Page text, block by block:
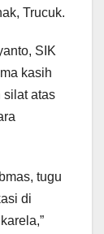
Trucuk.
SIK
kasih
silat atas
tugu
di